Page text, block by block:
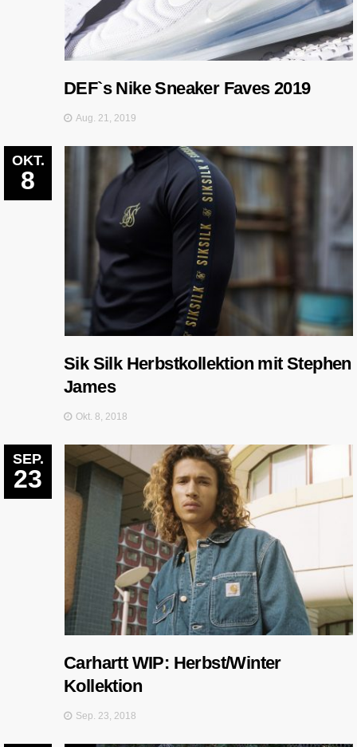
DEF`s Nike Sneaker Faves 2019
Aug. 21, 2019
OKT.
8
Sik Silk Herbstkollektion mit Stephen
James
Okt. 8, 2018
SEP.
23
Carhartt WIP: Herbst/Winter
Kollektion
Sep. 23, 2018